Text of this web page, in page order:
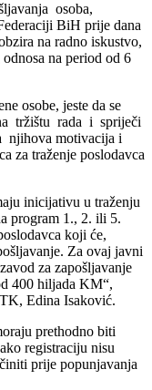
osoba,
BiH prije dana
na radno iskustvo,
na period od 6
osobe, jeste da se
tržištu rada i spriječi
njihova motivacija i
za traženje poslodavca
inicijativu u traženju
program 1., 2. ili 5.
koji će,
Za ovaj javni
za zapošljavanje
400 hiljada KM“,
Edina Isaković.
prethodno biti
registraciju nisu
prije popunjavanja